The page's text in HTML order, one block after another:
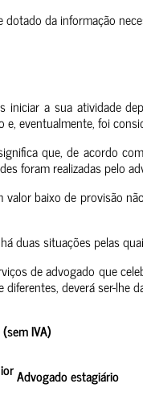
da informação
iniciar a sua atividade
e, eventualmente, foi
que, de acordo
foram realizadas pelo
baixo de provisão
duas situações pelas
de advogado que
deverá ser-lhe
IVA)
Advogado estagiário